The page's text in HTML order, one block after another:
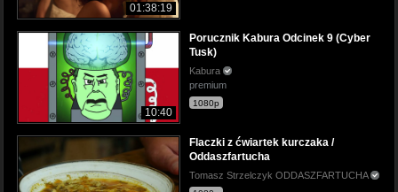
01:38:19
10:40
Porucznik Kabura Odcinek 9 (Cyber
Tusk)
Kabura
premium
1080p
Flaczki z ćwiartek kurczaka /
Oddaszfartucha
Tomasz Strzelczyk ODDASZFARTUCHA